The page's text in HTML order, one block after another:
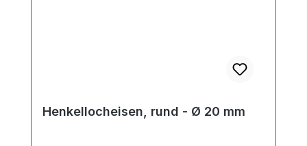
Henkellocheisen, rund - Ø 20 mm